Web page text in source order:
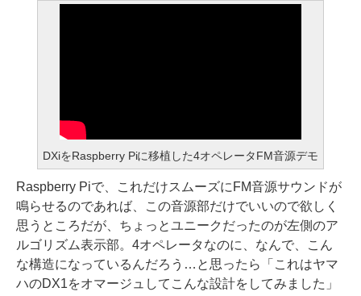
DXiをRaspberry Piに移植した4オペレータFM音源デモ
Raspberry Piで、これだけスムーズにFM音源サウンドが
鳴らせるのであれば、この音源部だけでいいので欲しく
思うところだが、ちょっとユニークだったのが左側のア
ルゴリズム表示部。4オペレータなのに、なんで、こん
な構造になっているんだろう…と思ったら「これはヤマ
ハのDX1をオマージュしてこんな設計をしてみました」